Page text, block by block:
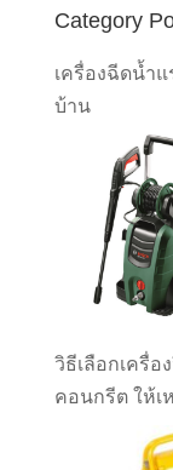
Category
เครื่องฉีดน้ำ
บ้าน
วิธีเลือกเครื่อ
คอนกรีต ให้เ